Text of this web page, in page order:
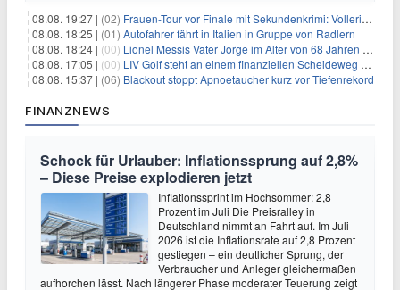
08.08. 19:27 | (02) Frauen-Tour vor Finale mit Sekundenkrimi: Vollering in Gelb
08.08. 18:25 | (01) Autofahrer fährt in Italien in Gruppe von Radlern
08.08. 18:24 | (00) Lionel Messis Vater Jorge im Alter von 68 Jahren gestorben
08.08. 17:05 | (00) LIV Golf steht an einem finanziellen Scheideweg auf der Suche nach neuen Investitionen
08.08. 15:37 | (06) Blackout stoppt Apnoetaucher kurz vor Tiefenrekord
FINANZNEWS
Schock für Urlauber: Inflationssprung auf 2,8%
– Diese Preise explodieren jetzt
Inflationssprint im Hochsommer: 2,8
Prozent im Juli Die Preisralley in
Deutschland nimmt an Fahrt auf. Im Juli
2026 ist die Inflationsrate auf 2,8 Prozent
gestiegen – ein deutlicher Sprung, der
Verbraucher und Anleger gleichermaßen
aufhorchen lässt. Nach längerer Phase moderater Teuerung zeigt